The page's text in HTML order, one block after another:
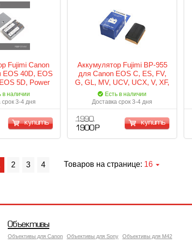
Fujimi Canon
EOS 40D, EOS
5D, Power
G1
в наличии
срок 3-4 дня
купить
Аккумулятор Fujimi BP-955
для Canon EOS C, ES, FV,
G, GL, MV, UCV, UCX, V, XF,
XH, XL, XM, XV
Есть в наличии
Доставка срок 3-4 дня
1 990
1 900 Р
купить
2 3 4 Товаров на странице: 16
Объективы
Объективы для Canon Объективы для Sony
Объективы для M42